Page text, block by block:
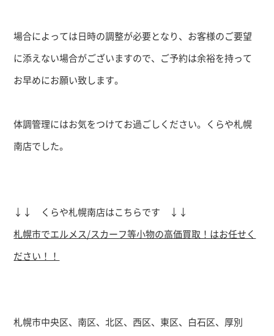
場合によっては日時の調整が必要となり、お客様のご要望
に添えない場合がございますので、ご予約は余裕を持って
お早めにお願い致します。
体調管理にはお気をつけてお過ごしください。くらや札幌
南店でした。
↓↓ くらや札幌南店はこちらです ↓↓
札幌市でエルメス/スカーフ等小物の高価買取！はお任せく
ださい！！
札幌市中央区、南区、北区、西区、東区、白石区、厚別